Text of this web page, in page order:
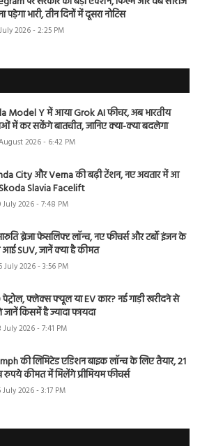
पड़ेगा भारी, तीन दिनों में दूसरा नोटिस
2026 - 2:25 PM
Model Y में आया Grok AI फीचर, अब भारतीय
में कर सकेंगे बातचीत, जानिए क्या-क्या बदलेगा
2026 - 6:42 PM
City और Verna की बढ़ी टेंशन, नए अवतार में आ
Slavia Facelift
July 2026 - 7:48 PM
ब्रेजा फेसलिफ्ट लॉन्च, नए फीचर्स और टर्बो इंजन के
SUV, जानें क्या है कीमत
July 2026 - 3:56 PM
फ्लेक्स फ्यूल या EV कार? नई गाड़ी खरीदने से
किसमें है ज्यादा फायदा
July 2026 - 7:41 PM
की लिमिटेड एडिशन बाइक लॉन्च के लिए तैयार, 21
कीमत में मिलेंगे प्रीमियम फीचर्स
July 2026 - 3:17 PM